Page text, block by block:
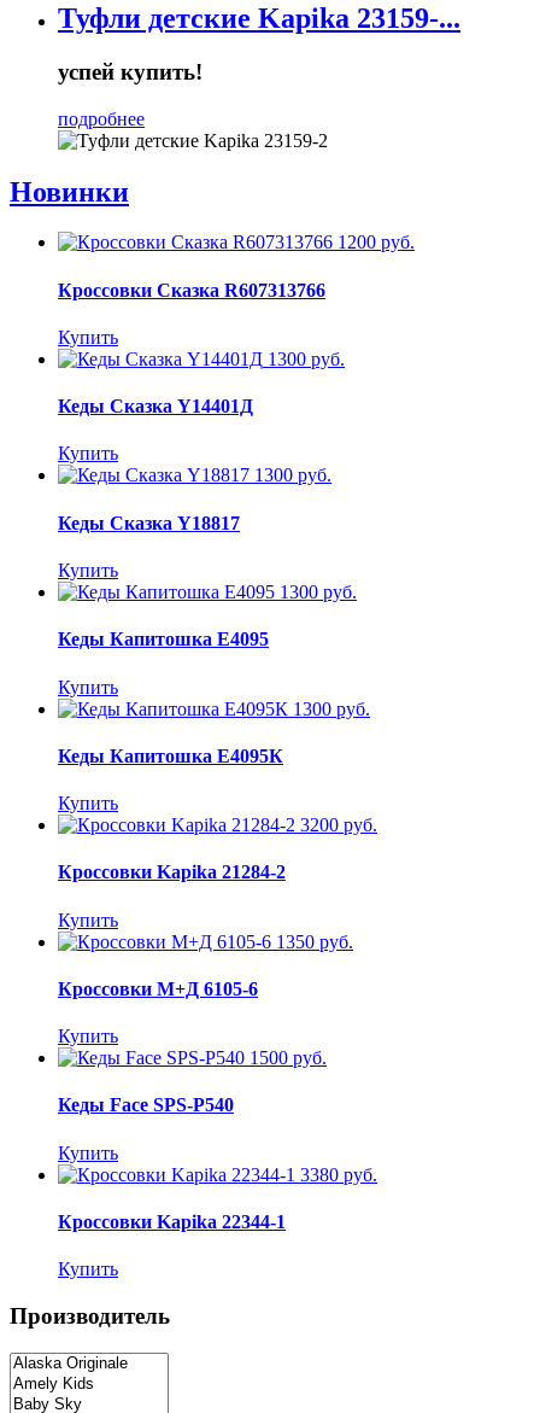
Туфли детские Kapika 23159-...
успей купить!
подробнее
Новинки
1200 руб.
Кроссовки Сказка R607313766
Купить
1300 руб.
Кеды Сказка Y14401Д
Купить
1300 руб.
Кеды Сказка Y18817
Купить
1300 руб.
Кеды Капитошка E4095
Купить
1300 руб.
Кеды Капитошка E4095К
Купить
3200 руб.
Кроссовки Kapika 21284-2
Купить
1350 руб.
Кроссовки М+Д 6105-6
Купить
1500 руб.
Кеды Face SPS-P540
Купить
3380 руб.
Кроссовки Kapika 22344-1
Купить
Производитель